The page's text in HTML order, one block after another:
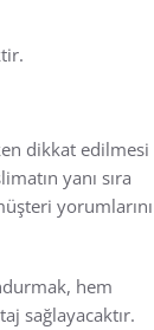
dikkat edilmesi
yanı sıra
yorumlarını
hem
sağlayacaktır.